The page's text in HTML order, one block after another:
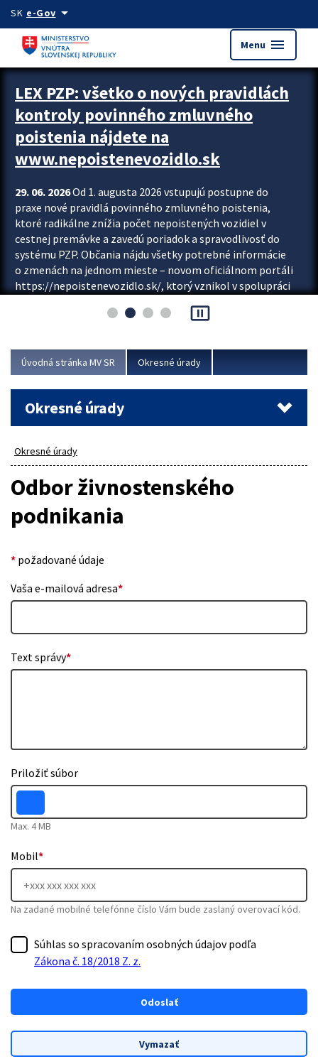
Preskocit na hlavný obsah
SK e-Govarrow_drop_down
Menu menu
Zastavit automatický posun upútavok
LEX PZP: všetko o nových pravidlách
kontroly povinného zmluvného
poistenia nájdete na
www.nepoistenevozidlo.sk
29. 06. 2026Od 1. augusta 2026 vstupujú postupne do
praxe nové pravidlá povinného zmluvného poistenia,
ktoré radikálne znížia počet nepoistených vozidiel v
cestnej premávke a zavedú poriadok a spravodlivosť do
systému PZP. Občania nájdu všetky potrebné informácie
o zmenách na jednom mieste – novom oficiálnom portáli
https://nepoistenevozidlo.sk/, ktorý vznikol v spolupráci
asociácie poisťovní (SLASPO) a Ministerstva vnútra SR.
Viac
pause_presentation
Úvodná stránka MV SR Okresné úrady
Okresné úrady
Okresné úrady
Odbor živnostenského
podnikania
* požadované údaje
Vaša e-mailová adresa*
Text správy*
Priložiť súbor
Max. 4 MB
Mobil*
Na zadané mobilné telefónne číslo Vám bude zaslaný overovací kód.
Súhlas so spracovaním osobných údajov podľa
Zákona č. 18/2018 Z. z.